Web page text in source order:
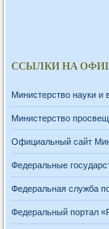
ССЫЛКИ НА
Министерство науки и
Министерство
Официальный сайт
Федеральные
Федеральная служба
Федеральный портал